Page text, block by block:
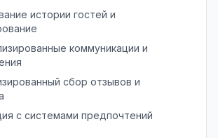
истории гостей и
коммуникации и
сбор отзывов и
с системами предпочтений